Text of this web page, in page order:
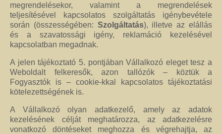
Egyedi ékszer
Igény szerinti átalakítás – INGYENES
Rendelésre készült egyedi ékszer
Egyedi kőbefoglalás rendelésre
Csillagjegyes babalánc rendelésre
Jó tanácsok babalánchoz
Virág ékszer
megrendelésekor, valamint a megrendelések
teljesítésével kapcsolatos szolgáltatás igénybevétele
során (összességében: Szolgáltatás), illetve az elállás
és a szavatossági igény, reklamáció kezelésével
kapcsolatban megadnak.
A jelen tájékoztató 5. pontjában Vállalkozó eleget tesz a
Weboldalt felkeresők, azon tallózók – köztük a
Fogyasztók is – cookie-kkal kapcsolatos tájékoztatási
kötelezettségének is.
A Vállalkozó olyan adatkezelő, amely az adatok
kezelésének célját meghatározza, az adatkezelésre
vonatkozó döntéseket meghozza és végrehajtja, az